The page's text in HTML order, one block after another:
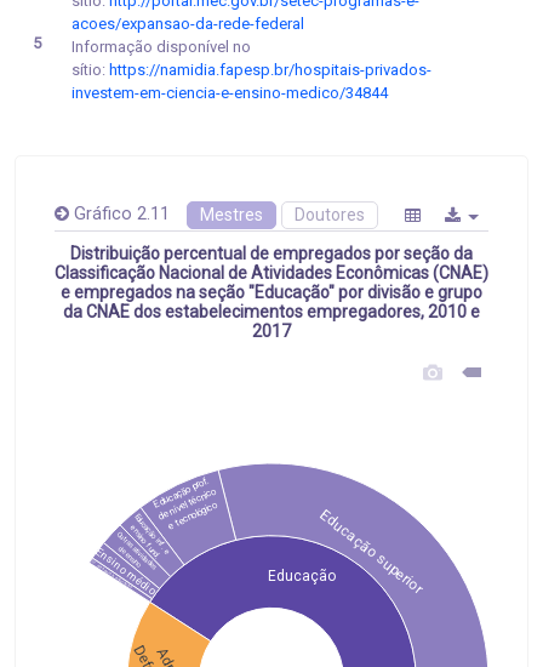
acoes/expansao-da-rede-federal
5
Informação disponível no
sítio: https://namidia.fapesp.br/hospitais-privados-
investem-em-ciencia-e-ensino-medico/34844
Gráfico 2.11 Mestres Doutores
Distribuição percentual de empregados por seção da
Classificação Nacional de Atividades Econômicas (CNAE)
e empregados na seção "Educação" por divisão e grupo
da CNAE dos estabelecimentos empregadores, 2010 e
2017
EducaçãoEducação superior
Educação prof.
de nível técnico
e tecnológico
Educação inf. e
ensino fund.
Outras atividades
de ensino
Ensino médio
Ativ. de apoio à educação